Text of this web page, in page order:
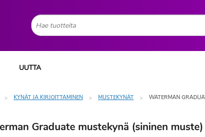
UUTTA
KYNÄT JA KIRJOITTAMINEN MUSTEKYNÄT WATERMAN
Graduate mustekynä (sininen